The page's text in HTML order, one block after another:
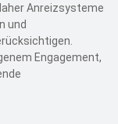
Anreizsysteme
und
Engagement,